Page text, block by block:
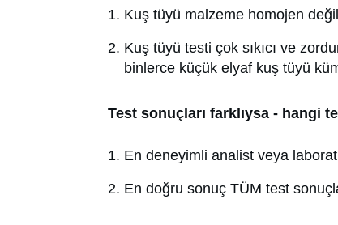
Kuş tüyü malzeme homojen
Kuş tüyü testi çok sıkıcı ve
binlerce küçük elyaf kuş tüyü
Test sonuçları farklıysa - hangi
En deneyimli analist veya
En doğru sonuç TÜM test